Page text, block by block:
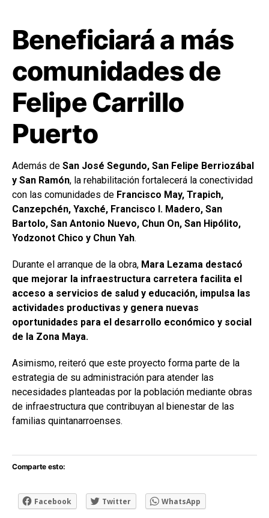
Beneficiará a más
comunidades de
Felipe Carrillo
Puerto
Además de San José Segundo, San Felipe Berriozábal
y San Ramón, la rehabilitación fortalecerá la conectividad
con las comunidades de Francisco May, Trapich,
Canzepchén, Yaxché, Francisco I. Madero, San
Bartolo, San Antonio Nuevo, Chun On, San Hipólito,
Yodzonot Chico y Chun Yah.
Durante el arranque de la obra, Mara Lezama destacó
que mejorar la infraestructura carretera facilita el
acceso a servicios de salud y educación, impulsa las
actividades productivas y genera nuevas
oportunidades para el desarrollo económico y social
de la Zona Maya.
Asimismo, reiteró que este proyecto forma parte de la
estrategia de su administración para atender las
necesidades planteadas por la población mediante obras
de infraestructura que contribuyan al bienestar de las
familias quintanarroenses.
Comparte esto:
Facebook Twitter WhatsApp